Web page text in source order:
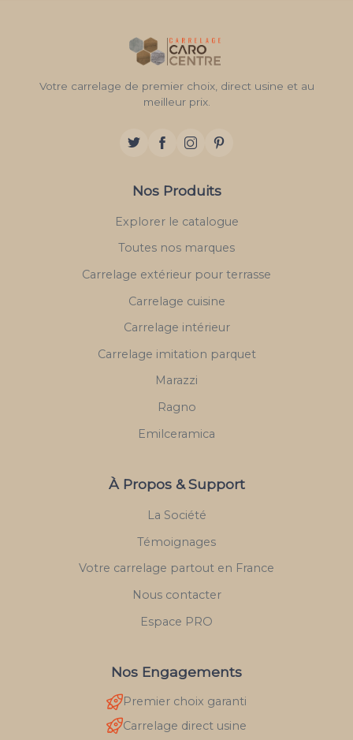
Votre carrelage de premier choix, direct usine et au
meilleur prix.
Nos Produits
Explorer le catalogue
Toutes nos marques
Carrelage extérieur pour terrasse
Carrelage cuisine
Carrelage intérieur
Carrelage imitation parquet
Marazzi
Ragno
Emilceramica
À Propos & Support
La Société
Témoignages
Votre carrelage partout en France
Nous contacter
Espace PRO
Nos Engagements
Premier choix garanti
Carrelage direct usine